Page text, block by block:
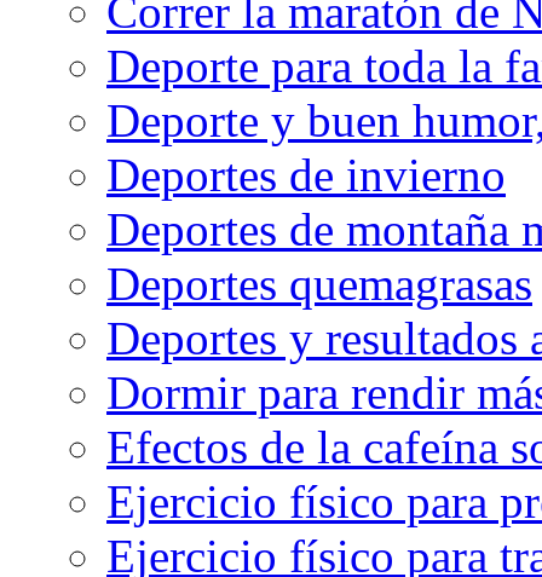
Correr la maratón de
Deporte para toda la
Deporte y buen
Deportes de invierno
Deportes de montaña
Deportes quemagrasas
Deportes y resultados
Dormir para rendir
Efectos de la cafeína
Ejercicio físico para
Ejercicio físico para